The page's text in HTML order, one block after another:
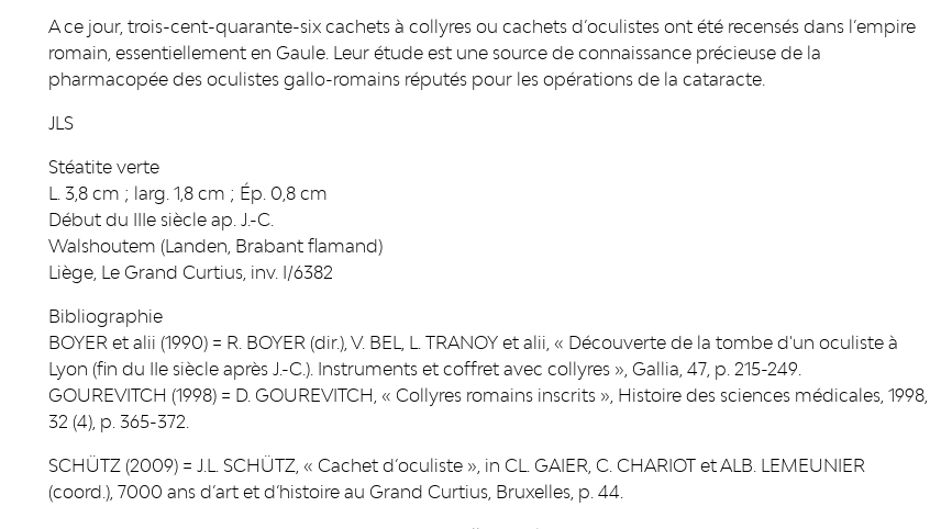
A ce jour, trois-cent-quarante-six cachets à collyres ou cachets d’oculistes ont été recensés dans l’empire
romain, essentiellement en Gaule. Leur étude est une source de connaissance précieuse de la
pharmacopée des oculistes gallo-romains réputés pour les opérations de la cataracte.
JLS
Stéatite verte
L. 3,8 cm ; larg. 1,8 cm ; Ép. 0,8 cm
Début du IIIe siècle ap. J.-C.
Walshoutem (Landen, Brabant flamand)
Liège, Le Grand Curtius, inv. I/6382
Bibliographie
BOYER et alii (1990) = R. BOYER (dir.), V. BEL, L. TRANOY et alii, « Découverte de la tombe d'un oculiste à
Lyon (fin du IIe siècle après J.-C.). Instruments et coffret avec collyres », Gallia, 47, p. 215-249.
GOUREVITCH (1998) = D. GOUREVITCH, « Collyres romains inscrits », Histoire des sciences médicales, 1998,
32 (4), p. 365-372.
SCHÜTZ (2009) = J.L. SCHÜTZ, « Cachet d’oculiste », in CL. GAIER, C. CHARIOT et ALB. LEMEUNIER
(coord.), 7000 ans d’art et d’histoire au Grand Curtius, Bruxelles, p. 44.